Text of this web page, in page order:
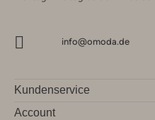
info@omoda.de
Kundenservice
Account